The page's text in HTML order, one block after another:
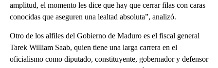
amplitud, el momento les dice que hay que cerrar filas con caras
conocidas que aseguren una lealtad absoluta”, analizó.
Otro de los alfiles del Gobierno de Maduro es el fiscal general
Tarek William Saab, quien tiene una larga carrera en el
oficialismo como diputado, constituyente, gobernador y defensor